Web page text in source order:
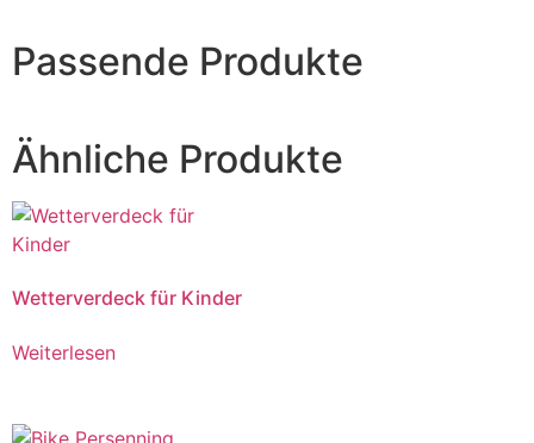
Passende Produkte
Ähnliche Produkte
Wetterverdeck für Kinder
Weiterlesen